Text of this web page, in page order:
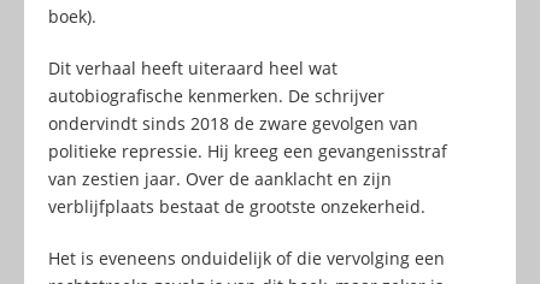
boek).
Dit verhaal heeft uiteraard heel wat
autobiografische kenmerken. De schrijver
ondervindt sinds 2018 de zware gevolgen van
politieke repressie. Hij kreeg een gevangenisstraf
van zestien jaar. Over de aanklacht en zijn
verblijfplaats bestaat de grootste onzekerheid.
Het is eveneens onduidelijk of die vervolging een